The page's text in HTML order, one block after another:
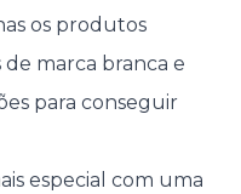
os produtos
de marca branca e
para conseguir
especial com uma